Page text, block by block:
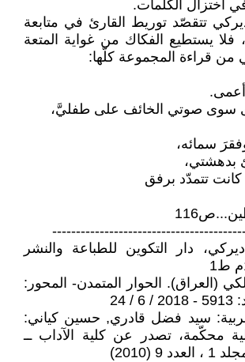
اختزال الكلمات.
تتقصّد توريط القارئ في متابعة
فلا يستطيع الفكاك من غواية المتعة
من قراءة المجموعة كلّها:
سوى صوتي الخائف على طفليَّ،
سمائه،
بدهشتي،
تتمدّد برفق
دار التكوين للطباعة والنشر
(العراق). الحوار المتمدن- المحور:
سيد فضل قادري, حسين کياني:
محكّمة، تصدر عن كلية الآداب ــ
(2010)